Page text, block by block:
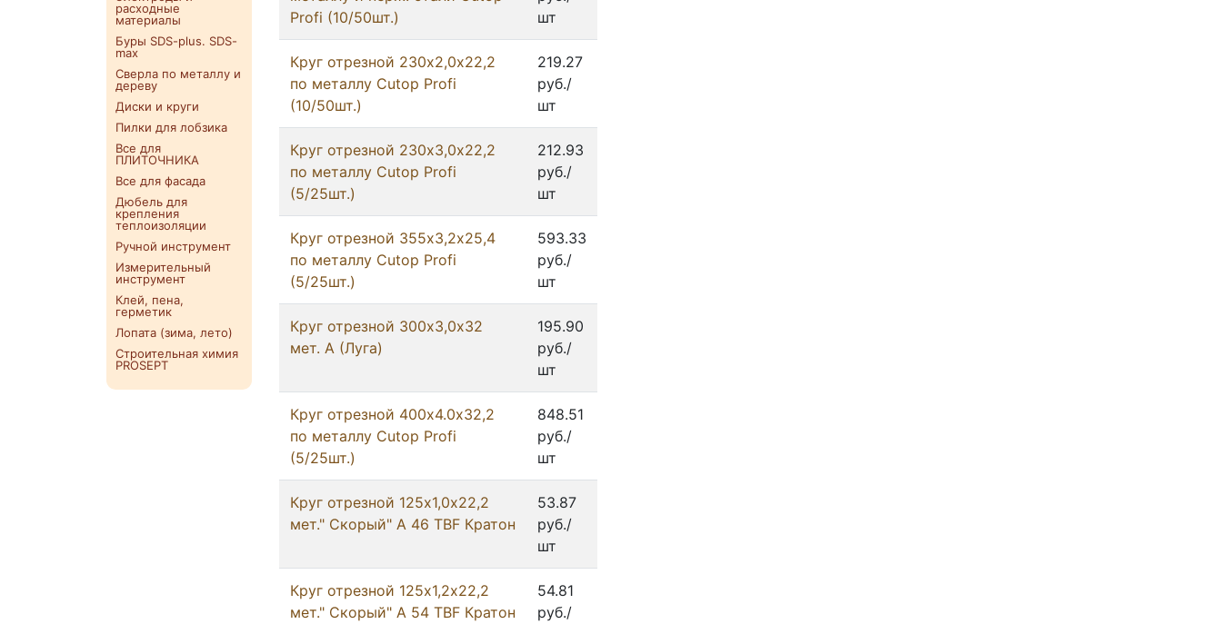
расходные
материалы
Буры SDS-plus. SDS-
max
Сверла по металлу и
дереву
Диски и круги
Пилки для лобзика
Все для
ПЛИТОЧНИКА
Все для фасада
Дюбель для
крепления
теплоизоляции
Ручной инструмент
Измерительный
инструмент
Клей, пена,
герметик
Лопата (зима, лето)
Строительная химия
PROSEPT
Profi (10/50шт.)
шт
Круг отрезнoй 230х2,0х22,2
по металлу Cutop Profi
(10/50шт.)
219.27
руб./
шт
Круг отрезнoй 230х3,0х22,2
по металлу Cutop Profi
(5/25шт.)
212.93
руб./
шт
Круг отрезнoй 355х3,2х25,4
по металлу Cutop Profi
(5/25шт.)
593.33
руб./
шт
Круг отрезнoй 300х3,0х32
мет. А (Луга)
195.90
руб./
шт
Круг отрезнoй 400х4.0х32,2
по металлу Cutop Profi
(5/25шт.)
848.51
руб./
шт
Круг отрезнoй 125х1,0х22,2
мет." Скорый" А 46 TBF Кратон
53.87
руб./
шт
Круг отрезнoй 125х1,2х22,2
мет." Скорый" А 54 TBF Кратон
54.81
руб./